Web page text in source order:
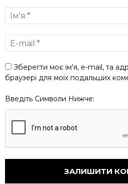
Зберегти моє ім'я, e-mail, та
браузері для моїх подальших
Введіть Символи Нижче: